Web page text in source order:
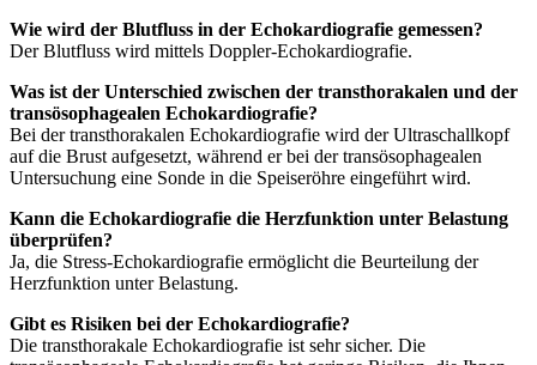
Wie wird der Blutfluss in der Echokardiografie gemessen?
Der Blutfluss wird mittels Doppler-Echokardiografie.
Was ist der Unterschied zwischen der transthorakalen und der
transösophagealen Echokardiografie?
Bei der transthorakalen Echokardiografie wird der Ultraschallkopf
auf die Brust aufgesetzt, während er bei der transösophagealen
Untersuchung eine Sonde in die Speiseröhre eingeführt wird.
Kann die Echokardiografie die Herzfunktion unter Belastung
überprüfen?
Ja, die Stress-Echokardiografie ermöglicht die Beurteilung der
Herzfunktion unter Belastung.
Gibt es Risiken bei der Echokardiografie?
Die transthorakale Echokardiografie ist sehr sicher. Die